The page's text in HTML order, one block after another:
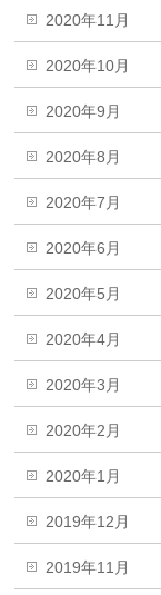
2020年11月
2020年10月
2020年9月
2020年8月
2020年7月
2020年6月
2020年5月
2020年4月
2020年3月
2020年2月
2020年1月
2019年12月
2019年11月